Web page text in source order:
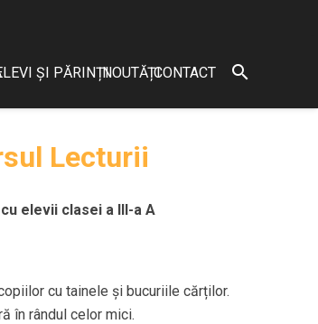
ȘI PĂRINȚINOUTĂȚICONTACT search
Lecturii
elevii clasei a III-a A
cu tainele și bucuriile cărților.
în rândul celor mici.